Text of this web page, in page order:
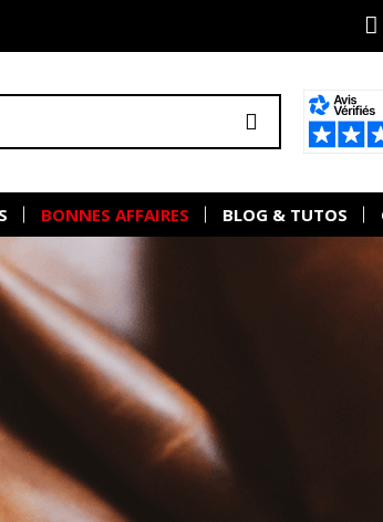
BONNES AFFAIRES BLOG & TUTOS